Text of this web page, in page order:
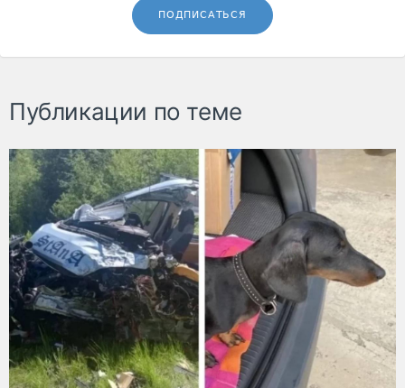
ПОДПИСАТЬСЯ
Публикации по теме